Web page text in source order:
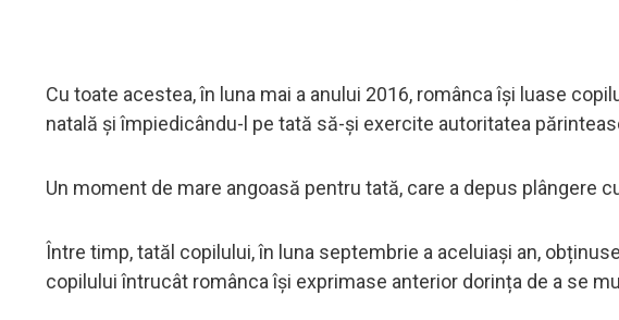
Cu toate acestea, în luna mai a anului 2016, românca își luase
natală și împiedicându-l pe tată să-și exercite autoritatea
Un moment de mare angoasă pentru tată, care a depus plângere
Între timp, tatăl copilului, în luna septembrie a aceluiași an,
copilului întrucât românca își exprimase anterior dorința de a se